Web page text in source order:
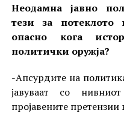
Неодамна јавно
тези за
опасно кога
политички оружја?
-Апсурдите на
јавуваат со
пројавените